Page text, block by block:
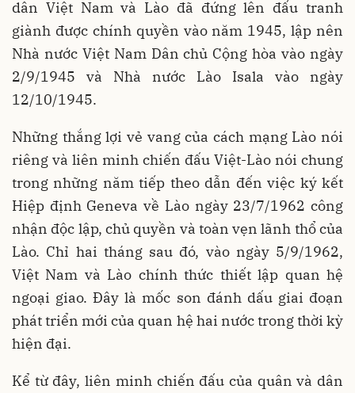
dân Việt Nam và Lào đã đứng lên đấu tranh
giành được chính quyền vào năm 1945, lập nên
Nhà nước Việt Nam Dân chủ Cộng hòa vào ngày
2/9/1945 và Nhà nước Lào Isala vào ngày
12/10/1945.
Những thắng lợi vẻ vang của cách mạng Lào nói
riêng và liên minh chiến đấu Việt-Lào nói chung
trong những năm tiếp theo dẫn đến việc ký kết
Hiệp định Geneva về Lào ngày 23/7/1962 công
nhận độc lập, chủ quyền và toàn vẹn lãnh thổ của
Lào. Chỉ hai tháng sau đó, vào ngày 5/9/1962,
Việt Nam và Lào chính thức thiết lập quan hệ
ngoại giao. Đây là mốc son đánh dấu giai đoạn
phát triển mới của quan hệ hai nước trong thời kỳ
hiện đại.
Kể từ đây, liên minh chiến đấu của quân và dân